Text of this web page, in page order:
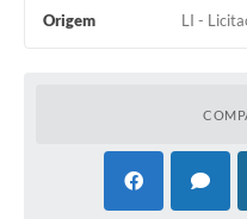
Origem LI -